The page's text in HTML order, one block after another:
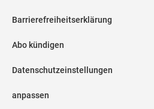
Barrierefreiheitserklärung
Abo kündigen
Datenschutzeinstellungen
anpassen